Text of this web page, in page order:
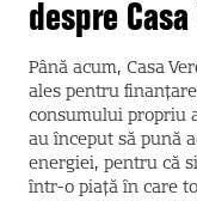
despre
Până acum, Casa
ales pentru
consumului propriu
au început să pună
energiei, pentru că
într-o piață în care